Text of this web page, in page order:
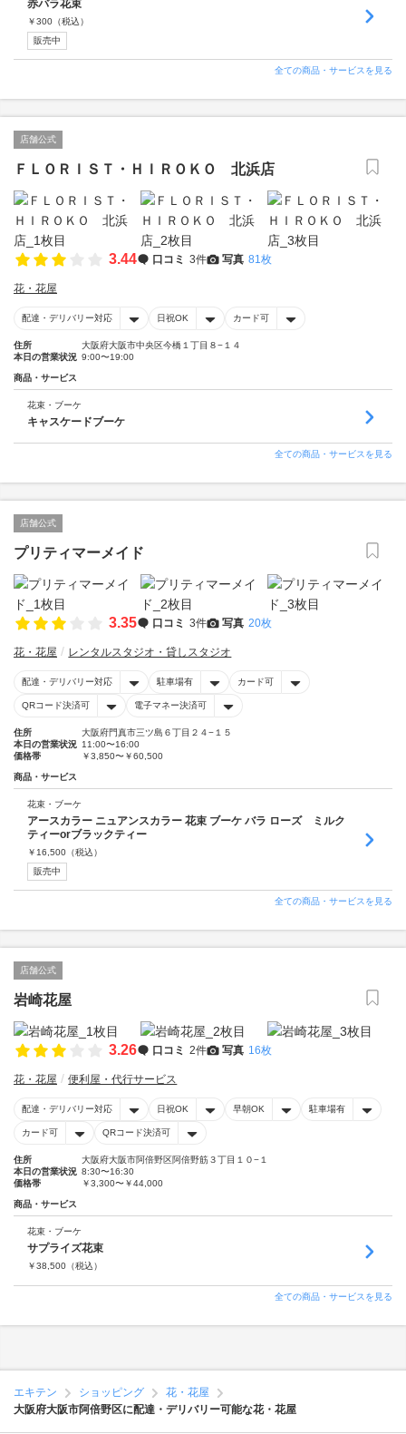
赤バラ花束
￥300 （税込）
販売中
全ての商品・サービスを見る
店舗公式
ＦＬＯＲＩＳＴ・ＨＩＲＯＫＯ 北浜店
3.44 口コミ 3件 写真 81枚
花・花屋
配達・デリバリー対応 日祝OK カード可
住所
大阪府大阪市中央区今橋１丁目８−１４
本日の営業状況 9:00〜19:00
商品・サービス
花束・ブーケ
キャスケードブーケ
全ての商品・サービスを見る
店舗公式
プリティマーメイド
3.35 口コミ 3件 写真 20枚
花・花屋 レンタルスタジオ・貸しスタジオ
配達・デリバリー対応 駐車場有 カード可
QRコード決済可 電子マネー決済可
住所
大阪府門真市三ツ島６丁目２４−１５
本日の営業状況 11:00〜16:00
価格帯
￥3,850〜￥60,500
商品・サービス
花束・ブーケ
アースカラー ニュアンスカラー 花束 ブーケ バラ ローズ ミルク
ティーorブラックティー
￥ 16,500 （税込）
販売中
全ての商品・サービスを見る
店舗公式
岩崎花屋
3.26 口コミ 2件 写真 16枚
花・花屋 便利屋・代行サービス
配達・デリバリー対応 日祝OK 早朝OK 駐車場有
カード可 QRコード決済可
住所
大阪府大阪市阿倍野区阿倍野筋３丁目１０−１
本日の営業状況 8:30〜16:30
価格帯
￥3,300〜￥44,000
商品・サービス
花束・ブーケ
サプライズ花束
￥38,500 （税込）
全ての商品・サービスを見る
エキテン ショッピング
花・花屋
大阪府大阪市阿倍野区に配達・デリバリー可能な花・花屋